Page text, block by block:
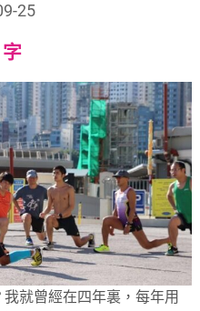
25
size.
字Increase
size.
就曾經在四年裏，每年用